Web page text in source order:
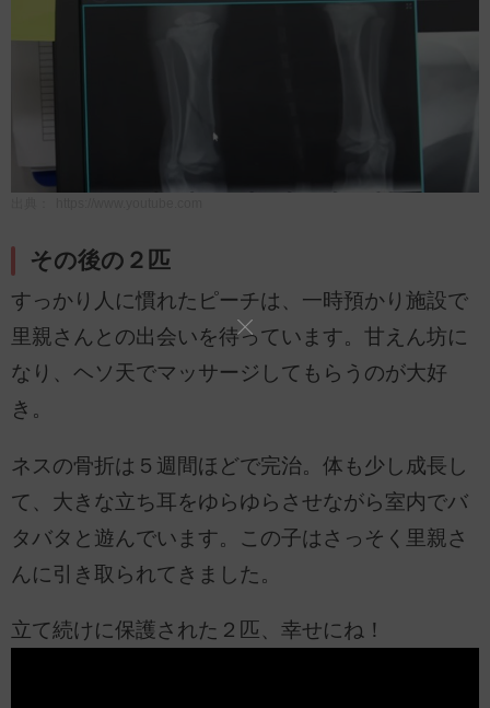
その後の２匹
すっかり人に慣れたピーチは、一時預かり施設で
里親さんとの出会いを待っています。甘えん坊に
なり、ヘソ天でマッサージしてもらうのが大好
き。
ネスの骨折は５週間ほどで完治。体も少し成長し
て、大きな立ち耳をゆらゆらさせながら室内でバ
タバタと遊んでいます。この子はさっそく里親さ
んに引き取られてきました。
立て続けに保護された２匹、幸せにね！